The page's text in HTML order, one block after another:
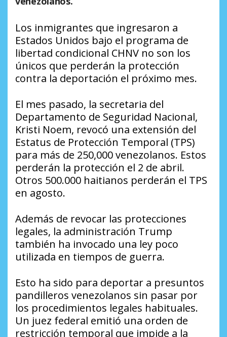
Los inmigrantes que ingresaron a
Estados Unidos bajo el programa de
libertad condicional CHNV no son los
únicos que perderán la protección
contra la deportación el próximo mes.
El mes pasado, la secretaria del
Departamento de Seguridad Nacional,
Kristi Noem, revocó una extensión del
Estatus de Protección Temporal (TPS)
para más de 250,000 venezolanos. Estos
perderán la protección el 2 de abril.
Otros 500.000 haitianos perderán el TPS
en agosto.
Además de revocar las protecciones
legales, la administración Trump
también ha invocado una ley poco
utilizada en tiempos de guerra.
Esto ha sido para deportar a presuntos
pandilleros venezolanos sin pasar por
los procedimientos legales habituales.
Un juez federal emitió una orden de
restricción temporal que impide a la